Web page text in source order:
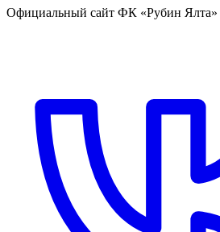
Официальный сайт ФК «Рубин Ялта»